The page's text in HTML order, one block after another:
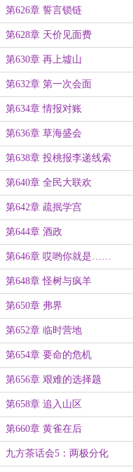
第626章 誓言锁链
第628章 天价见面费
第630章 再上墟山
第632章 第一次会面
第634章 情报对账
第636章 草海盛会
第638章 投桃报李递线索
第640章 全民大联欢
第642章 疏抿学宫
第644章 酒政
第646章 哎哟你就是……
第648章 怪树与疯羊
第650章 弗界
第652章 临时营地
第654章 要命的危机
第656章 艰难的选择题
第658章 追入山区
第660章 黄雀在后
九方茶话会5：两极分化